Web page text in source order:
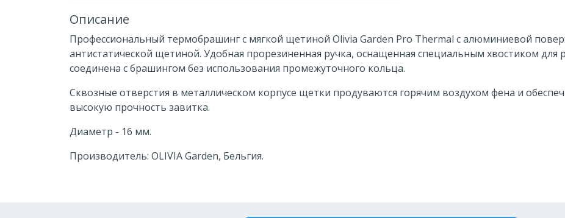
Описание
Профессиональный термобрашинг с мягкой щетиной Olivia Garden Pro Thermal с алюминиевой
антистатической щетиной. Удобная прорезиненная ручка, оснащенная специальным хвостиком для
соединена с брашингом без использования промежуточного кольца.
Сквозные отверстия в металлическом корпусе щетки продуваются горячим воздухом фена и
высокую прочность завитка.
Диаметр - 16 мм.
Производитель: OLIVIA Garden, Бельгия.